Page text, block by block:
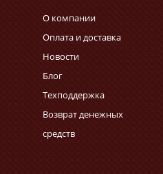
О компании
Оплата и доставка
Новости
Блог
Техподдержка
Возврат денежных
средств